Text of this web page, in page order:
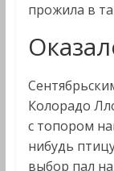
прожила в
Колорадо
с топором
нибудь
выбор пал